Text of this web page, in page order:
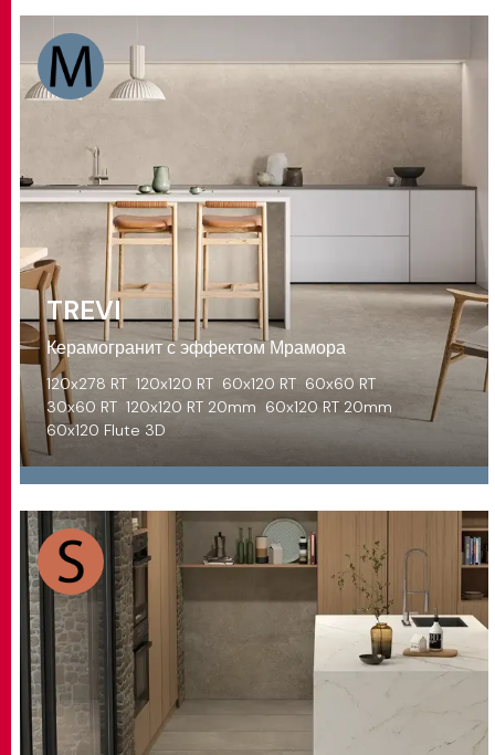
TREVI
Керамогранит с эффектом Мрамора
120x278 RT 120x120 RT 60x120 RT 60x60 RT
30x60 RT 120x120 RT 20mm 60x120 RT 20mm
60x120 Flute 3D